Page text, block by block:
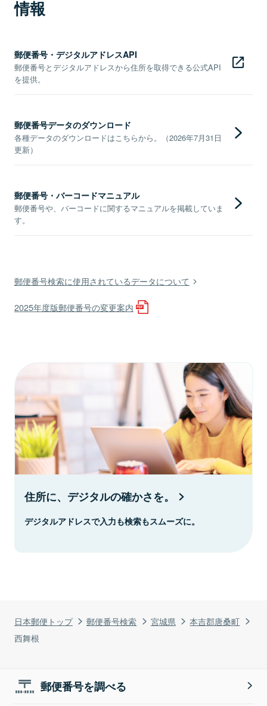
日本郵便トップ 郵便番号検索 宮城県
本吉郡唐桑町
西舞根
情報
郵便番号・デジタルアドレスAPI
郵便番号とデジタルアドレスから住所を取得できる公式API
を提供。
郵便番号データのダウンロード
各種データのダウンロードはこちらから。（2026年7月31日
更新）
郵便番号・バーコードマニュアル
郵便番号や、バーコードに関するマニュアルを掲載していま
す。
郵便番号検索に使用されているデータについて
2025年度版郵便番号の変更案内
住所に、デジタルの確かさを。
デジタルアドレスで入力も検索もスムーズに。
郵便番号を調べる